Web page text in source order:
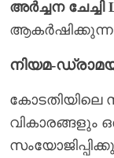
അർച്ചന ചേച്ചി
നിയമ-
കോടതിയിലെ
വികാരങ്ങളും